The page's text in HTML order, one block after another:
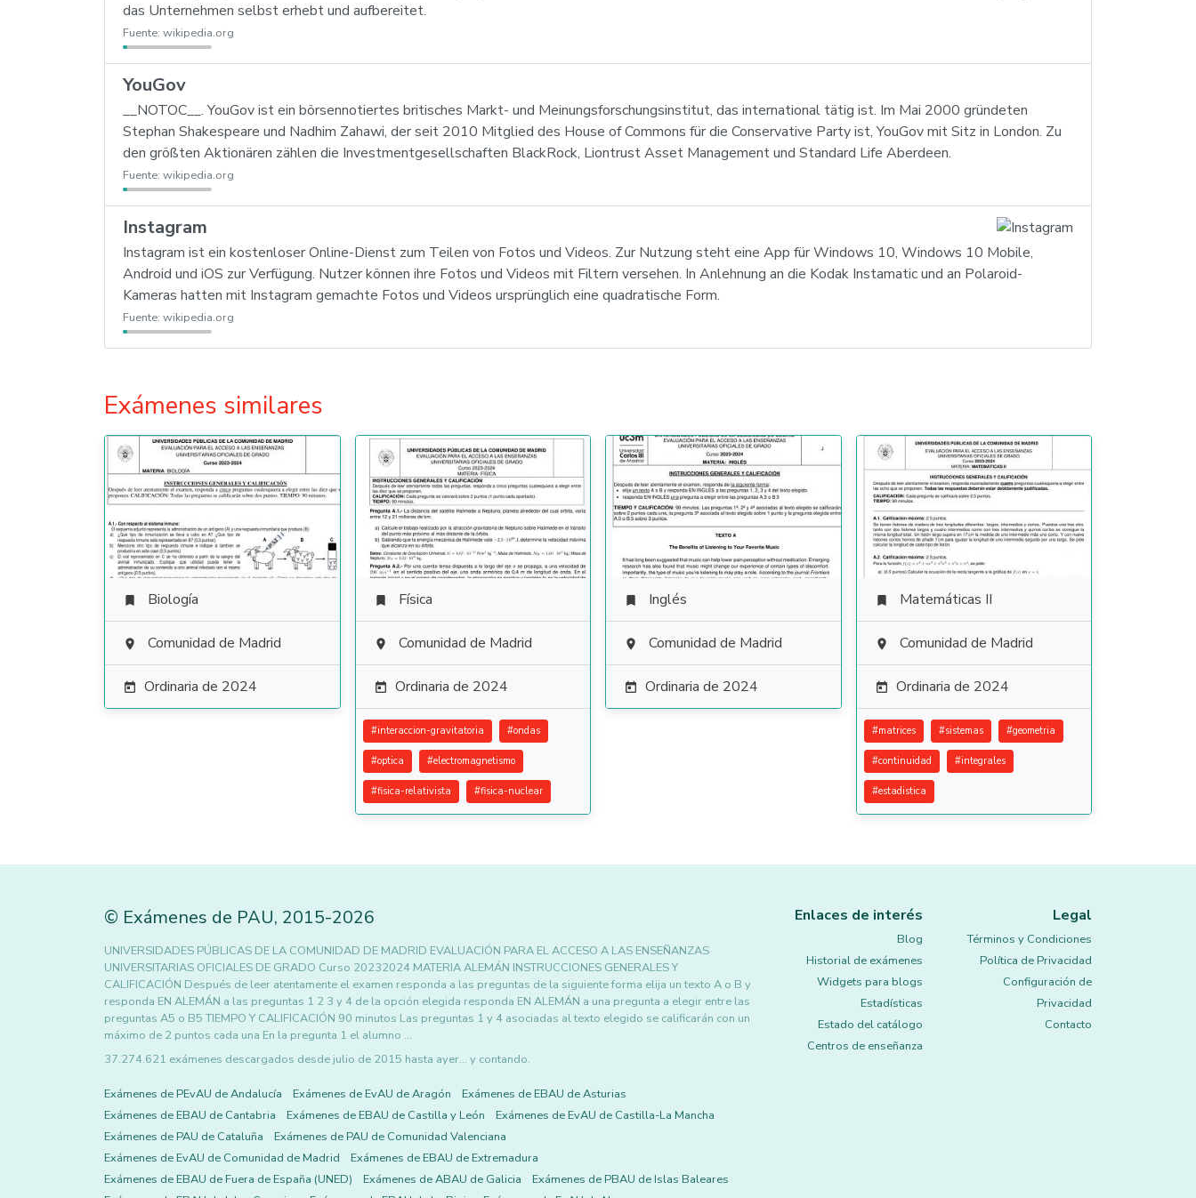
das Unternehmen selbst erhebt und aufbereitet.
Fuente: wikipedia.org
YouGov
__NOTOC__. YouGov ist ein börsennotiertes britisches Markt- und Meinungsforschungsinstitut, das international tätig ist. Im Mai 2000 gründeten
Stephan Shakespeare und Nadhim Zahawi, der seit 2010 Mitglied des House of Commons für die Conservative Party ist, YouGov mit Sitz in London. Zu
den größten Aktionären zählen die Investmentgesellschaften BlackRock, Liontrust Asset Management und Standard Life Aberdeen.
Fuente: wikipedia.org
Instagram
Instagram ist ein kostenloser Online-Dienst zum Teilen von Fotos und Videos. Zur Nutzung steht eine App für Windows 10, Windows 10 Mobile,
Android und iOS zur Verfügung. Nutzer können ihre Fotos und Videos mit Filtern versehen. In Anlehnung an die Kodak Instamatic und an Polaroid-
Kameras hatten mit Instagram gemachte Fotos und Videos ursprünglich eine quadratische Form.
Fuente: wikipedia.org
Exámenes similares
 Biología
 Comunidad de Madrid
 Ordinaria de 2024
 Física
 Comunidad de Madrid
 Ordinaria de 2024
#interaccion-gravitatoria #ondas
#optica #electromagnetismo
#fisica-relativista #fisica-nuclear
 Inglés
 Comunidad de Madrid
 Ordinaria de 2024
 Matemáticas II
 Comunidad de Madrid
 Ordinaria de 2024
#matrices #sistemas #geometria
#continuidad #integrales
#estadistica
© Exámenes de PAU, 2015-2026
UNIVERSIDADES PÚBLICAS DE LA COMUNIDAD DE MADRID EVALUACIÓN PARA EL ACCESO A LAS ENSEÑANZAS
UNIVERSITARIAS OFICIALES DE GRADO Curso 20232024 MATERIA ALEMÁN INSTRUCCIONES GENERALES Y
CALIFICACIÓN Después de leer atentamente el examen responda a las preguntas de la siguiente forma elija un texto A o B y
responda EN ALEMÁN a las preguntas 1 2 3 y 4 de la opción elegida responda EN ALEMÁN a una pregunta a elegir entre las
preguntas A5 o B5 TIEMPO Y CALIFICACIÓN 90 minutos Las preguntas 1 y 4 asociadas al texto elegido se calificarán con un
máximo de 2 puntos cada una En la pregunta 1 el alumno …
37.274.621 exámenes descargados desde julio de 2015 hasta ayer... y contando.
Exámenes de PEvAU de Andalucía Exámenes de EvAU de Aragón
Exámenes de EBAU de Asturias
Exámenes de EBAU de Cantabria
Exámenes de EBAU de Castilla y León
Exámenes de EvAU de Castilla-La Mancha
Exámenes de PAU de Cataluña
Exámenes de PAU de Comunidad Valenciana
Exámenes de EvAU de Comunidad de Madrid
Exámenes de EBAU de Extremadura
Exámenes de EBAU de Fuera de España (UNED)
Exámenes de ABAU de Galicia
Exámenes de PBAU de Islas Baleares
Enlaces de interés
Blog
Historial de exámenes
Widgets para blogs
Estadísticas
Estado del catálogo
Centros de enseñanza
Legal
Términos y Condiciones
Política de Privacidad
Configuración de
Privacidad
Contacto